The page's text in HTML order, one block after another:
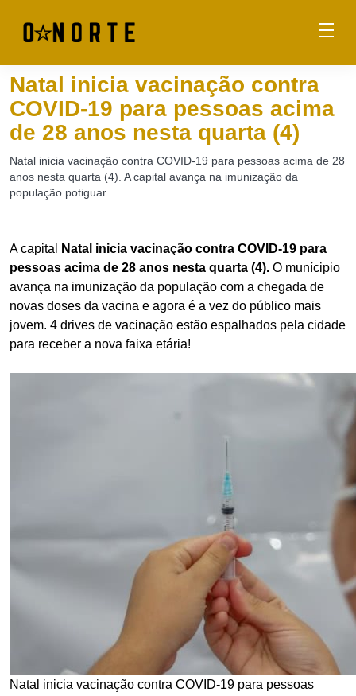
Natal inicia vacinação contra
COVID-19 para pessoas acima
de 28 anos nesta quarta (4)
Natal inicia vacinação contra COVID-19 para pessoas acima de 28
anos nesta quarta (4). A capital avança na imunização da
população potiguar.
A capital
Natal inicia vacinação contra COVID-19 para
pessoas acima de 28 anos nesta quarta (4). O munícipio
avança na imunização da população com a chegada de
novas doses da vacina e agora é a vez do público mais
jovem. 4 drives de vacinação estão espalhados pela cidade
para receber a nova faixa etária!
Natal inicia vacinação contra COVID-19 para pessoas